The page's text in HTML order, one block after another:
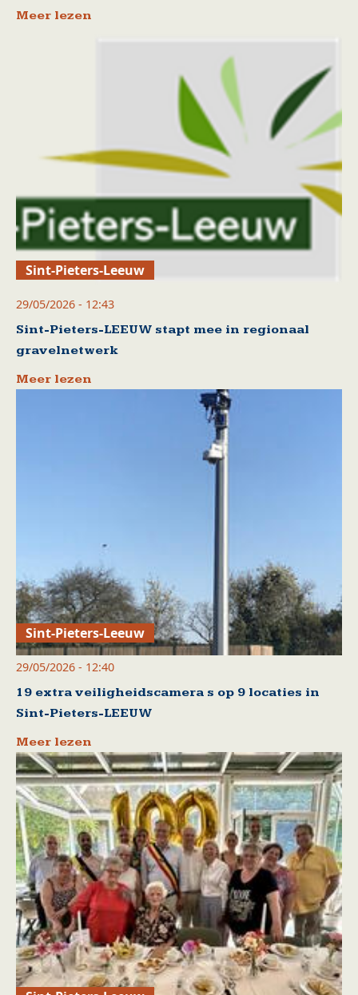
Meer lezen
Sint-Pieters-Leeuw
29/05/2026 - 12:43
Sint-Pieters-LEEUW stapt mee in regionaal
gravelnetwerk
Meer lezen
Sint-Pieters-Leeuw
29/05/2026 - 12:40
19 extra veiligheidscamera s op 9 locaties in
Sint-Pieters-LEEUW
Meer lezen